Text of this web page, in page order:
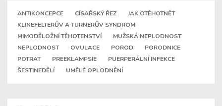
ANTIKONCEPCE CÍSAŘSKÝ ŘEZ
JAK OTĚHOTNĚT
KLINEFELTERŮV A TURNERŮV SYNDROM
MIMODĚLOŽNÍ TĚHOTENSTVÍ
MUŽSKÁ NEPLODNOST
NEPLODNOST
OVULACE POROD
PORODNICE
POTRAT
PREEKLAMPSIE
PUERPERÁLNÍ INFEKCE
ŠESTINEDĚLÍ
UMĚLÉ OPLODNĚNÍ